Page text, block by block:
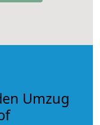
Umzug